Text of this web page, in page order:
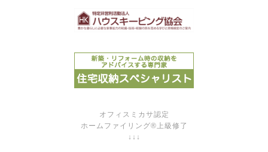
オフィスミカサ認定
ホームファイリング®上級修了
↓↓↓